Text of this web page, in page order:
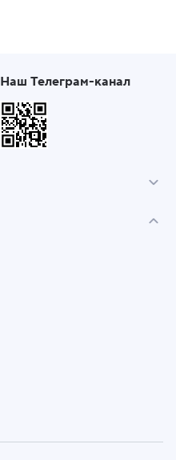
Наш Телеграм-канал